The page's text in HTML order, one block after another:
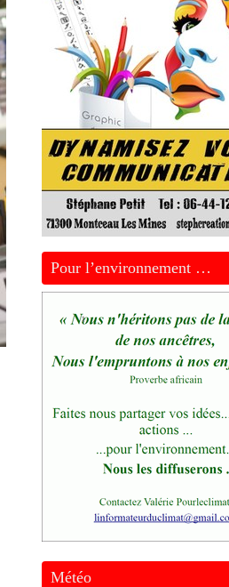
Pour l’environnement …
Météo